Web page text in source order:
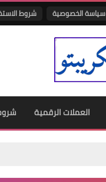
سياسة الخصوصية شروط
العملات الرقمية